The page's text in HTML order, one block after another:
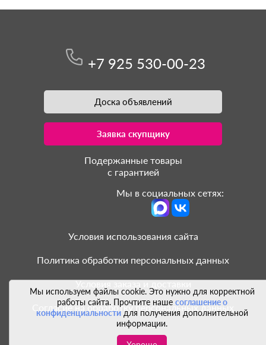
Мы используем файлы cookie. Это нужно для корректной
работы сайта. Прочтите наше соглашение о
конфиденциальностидля получения дополнительной
информации.
+7 925 530-00-23
Доска объявлений
Заявка скупщику
Подержанные товары
с гарантией
Мы в социальных сетях:
Условия использования сайта
Политика обработки персональных данных
Условия заказа и доставки
Согласие на обработку персональных данных